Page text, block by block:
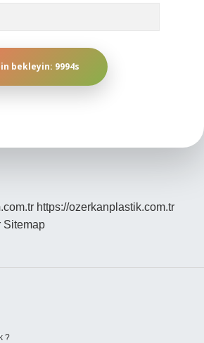
https://ozerkanplastik.com.tr
Sitemap
?